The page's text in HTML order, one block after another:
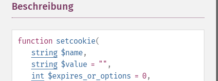
Beschreibung
function setcookie(
string $name,
string $value = "" ,
int $expires_or_options = 0,